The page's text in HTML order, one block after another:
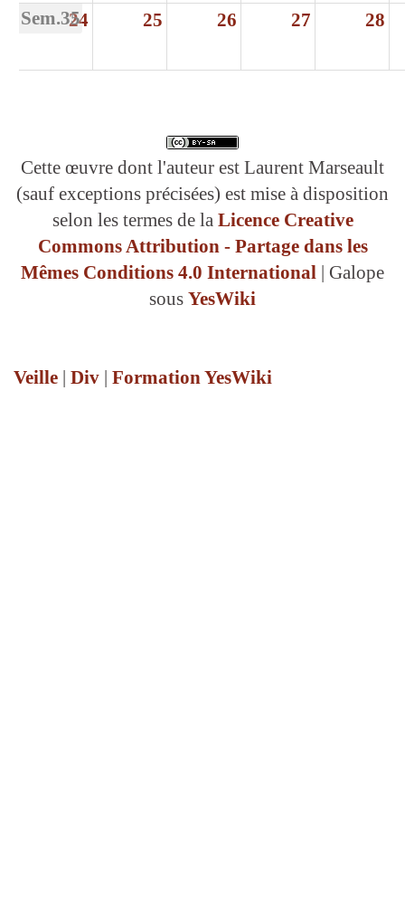
Sem.3524 25 26 27 28
Cette œuvre dont l'auteur est Laurent Marseault
(sauf exceptions précisées) est mise à disposition
selon les termes de la Licence Creative
Commons Attribution - Partage dans les
Mêmes Conditions 4.0 International | Galope
sous YesWiki
Veille | Div | Formation YesWiki